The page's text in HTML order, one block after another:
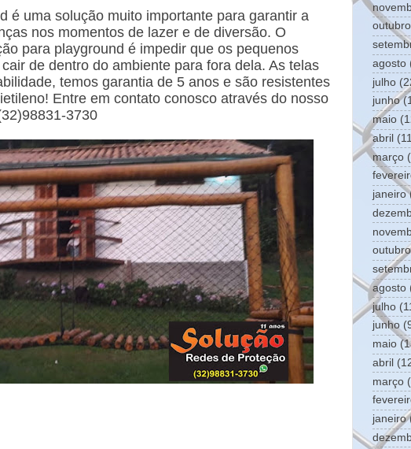
é uma solução muito importante para garantir a
nos momentos de lazer e de diversão. O
para playground é impedir que os pequenos
de dentro do ambiente para fora dela. As telas
temos garantia de 5 anos e são resistentes
Entre em contato conosco através do nosso
3730
outubro
agosto
julho
junho
maio
abril
março
janeiro
outubro
agosto
julho
junho
maio
abril
março
janeiro